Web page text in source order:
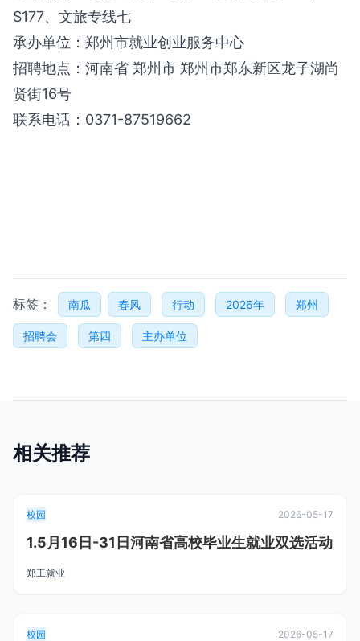
S177、文旅专线七
承办单位：郑州市就业创业服务中心
招聘地点：河南省 郑州市 郑州市郑东新区龙子湖尚
贤街16号
联系电话：0371-87519662
标签： 南瓜 春风 行动 2026年 郑州
招聘会 第四 主办单位
相关推荐
校园 2026-05-17
1.5月16日-31日河南省高校毕业生就业双选活动
郑工就业
校园 2026-05-17